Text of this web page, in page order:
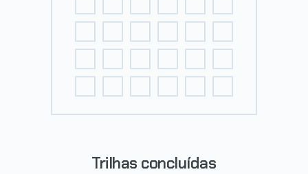
Trilhas concluídas